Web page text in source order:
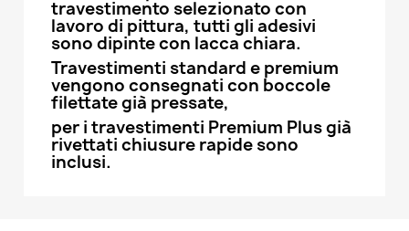
travestimento selezionato con
lavoro di pittura, tutti gli adesivi
sono dipinte con lacca chiara.
Travestimenti standard e premium
vengono consegnati con boccole
filettate già pressate,
per i travestimenti Premium Plus già
rivettati chiusure rapide sono
inclusi.